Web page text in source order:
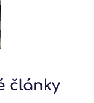
články